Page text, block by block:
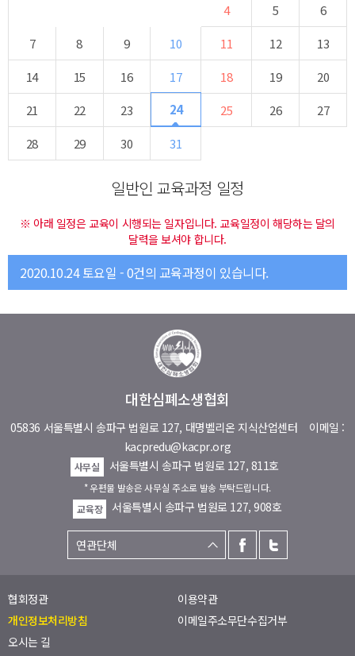
4
5
6
7
8 9 10 11 12
13
14
15 16 17 18 19
20
21
22 23 24 25 26
27
28
29 30 31
일반인 교육과정 일정
※ 아래 일정은 교육이 시행되는 일자입니다. 교육일정이 해당하는 달의
달력을 보셔야 합니다.
2020.10.24 토요일 - 0건의 교육과정이 있습니다.
대한심폐소생협회
05836 서울특별시 송파구 법원로 127, 대명벨리온 지식산업센터 이메일 :
kacpredu@kacpr.org
사무실 서울특별시 송파구 법원로 127, 811호
* 우편물 발송은 사무실 주소로 발송 부탁드립니다.
교육장
서울특별시 송파구 법원로 127, 908호
협회정관
이용약관
개인정보처리방침
이메일주소무단수집거부
오시는 길